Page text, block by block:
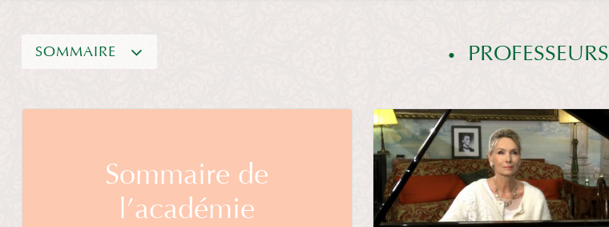
PROFESSEURS
Sommaire de
l’académie
SOMMAIRE